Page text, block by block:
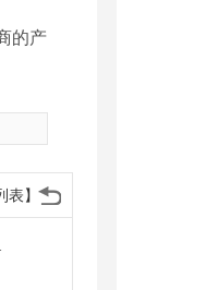
的产
表】